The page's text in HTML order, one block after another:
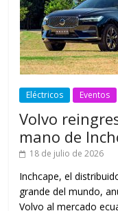
Eléctricos Eventos
Volvo
mano de
18 de julio de 2026
Inchcape, el
grande del mundo,
Volvo al mercado